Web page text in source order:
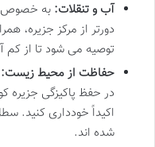
آب و تنقلات: به خصوص
دورتر از مرکز جزیره،
توصیه می شود تا از
حفاظت از محیط زیست:
در حفظ پاکیزگی جزیره
اکیداً خودداری کنید.
شده اند.